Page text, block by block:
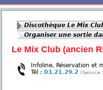
Discothèque Le Mix
Organiser une sortie
Le Mix Club (ancien
Infoline, Réservation et
Tél : 03.21.29.2 (Service